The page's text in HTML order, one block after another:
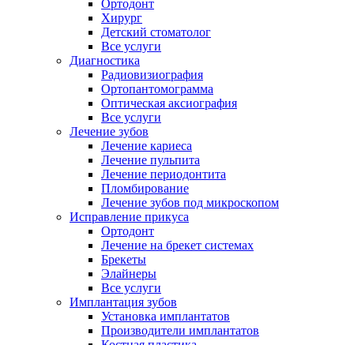
Ортодонт
Хирург
Детский стоматолог
Все услуги
Диагностика
Радиовизиография
Ортопантомограмма
Оптическая аксиография
Все услуги
Лечение зубов
Лечение кариеса
Лечение пульпита
Лечение периодонтита
Пломбирование
Лечение зубов под микроскопом
Исправление прикуса
Ортодонт
Лечение на брекет системах
Брекеты
Элайнеры
Все услуги
Имплантация зубов
Установка имплантатов
Производители имплантатов